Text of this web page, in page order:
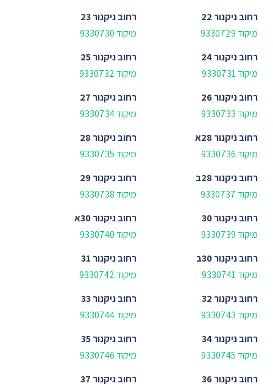
רחובניקנור 22
מיקוד 9330729
רחובניקנור 23
מיקוד 9330730
רחובניקנור 24
מיקוד 9330731
רחובניקנור 25
מיקוד 9330732
רחובניקנור 26
מיקוד 9330733
רחובניקנור 27
מיקוד 9330734
רחובניקנור 28א
מיקוד 9330736
רחובניקנור 28
מיקוד 9330735
רחובניקנור 28ב
מיקוד 9330737
רחובניקנור 29
מיקוד 9330738
רחובניקנור 30
מיקוד 9330739
רחובניקנור 30א
מיקוד 9330740
רחובניקנור 30ב
מיקוד 9330741
רחובניקנור 31
מיקוד 9330742
רחובניקנור 32
מיקוד 9330743
רחובניקנור 33
מיקוד 9330744
רחובניקנור 34
מיקוד 9330745
רחובניקנור 35
מיקוד 9330746
רחובניקנור 36
רחובניקנור 37